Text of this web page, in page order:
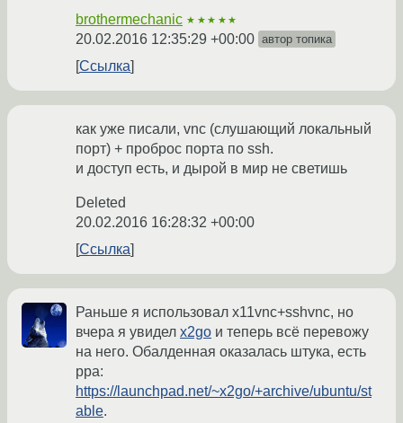
brothermechanic ★★★★★
20.02.2016 12:35:29 +00:00 автор топика
Ссылка
как уже писали, vnc (слушающий локальный
порт) + проброс порта по ssh.
и доступ есть, и дырой в мир не светишь
Deleted
20.02.2016 16:28:32 +00:00
Ссылка
Раньше я использовал x11vnc+sshvnc, но
вчера я увидел x2go и теперь всё перевожу
на него. Обалденная оказалась штука, есть
ppa:
https://launchpad.net/~x2go/+archive/ubuntu/st
able.